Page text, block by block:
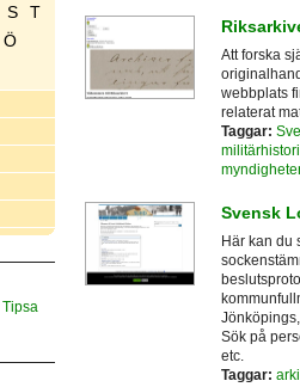
S
T
Ö
Tipsa
Att forska
webbplats
relaterat
Taggar:
Svensk
Här kan du
Sök på
etc.
Taggar: